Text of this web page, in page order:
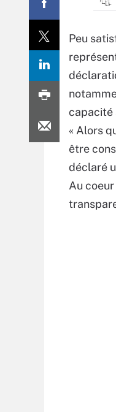
Peu
capacité
« Alors
être
déclaré
Au